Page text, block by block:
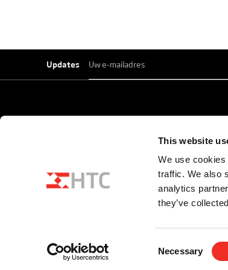
This website
We use
traffic. We also
analytics
they’ve
Necessary
Updates
mailadres *
HTC maakt
voertuigentrees
mooier, beter en
Disclaimer Privacyverklaring Cookies